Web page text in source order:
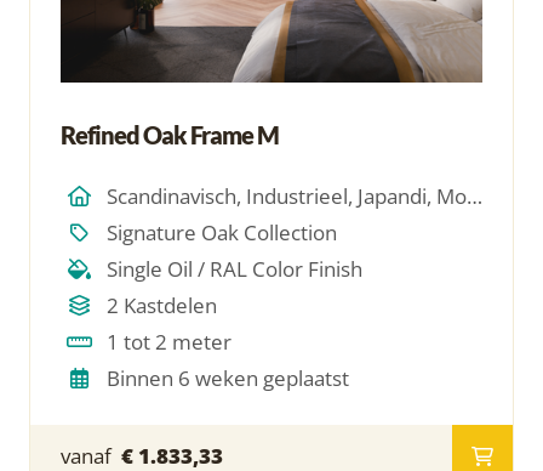
Refined Oak Frame M
Scandinavisch, Industrieel, Japandi, Modern, Hotel Chique, Minimalistich
Signature Oak Collection
Single Oil / RAL Color Finish
2 Kastdelen
1 tot 2 meter
Binnen 6 weken geplaatst
vanaf € 1.833,33